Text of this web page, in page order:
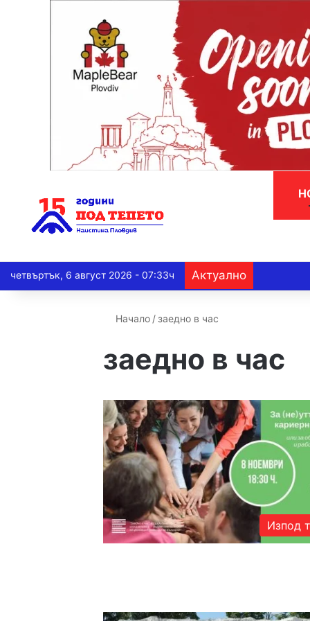
четвъртък, 6 август 2026 - 07:33ч Актуално
Начало / заедно в час
заедно в час
Изпод